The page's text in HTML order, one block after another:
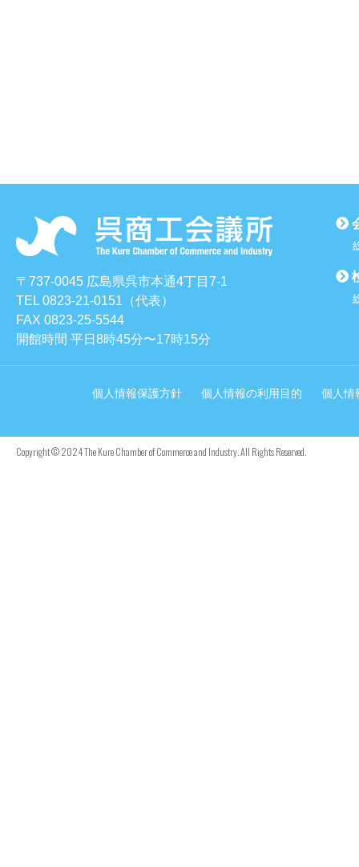
〒737-0045 広島県呉市本通4丁目7-1
TEL 0823-21-0151（代表）
FAX 0823-25-5544
開館時間 平日8時45分〜17時15分
個人情報保護方針 個人情報の利用目的 個人情
Copyright © 2024 The Kure Chamber of Commerce and Industry. All Rights Reserved.